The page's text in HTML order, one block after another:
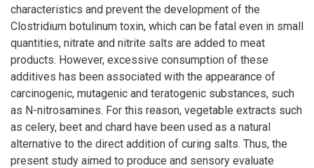
characteristics and prevent the development of the
Clostridium botulinum toxin, which can be fatal even in small
quantities, nitrate and nitrite salts are added to meat
products. However, excessive consumption of these
additives has been associated with the appearance of
carcinogenic, mutagenic and teratogenic substances, such
as N-nitrosamines. For this reason, vegetable extracts such
as celery, beet and chard have been used as a natural
alternative to the direct addition of curing salts. Thus, the
present study aimed to produce and sensory evaluate